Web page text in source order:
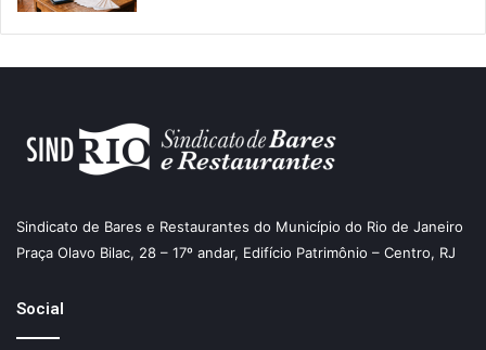
Sindicato de Bares e Restaurantes do Município do Rio de Janeiro
Praça Olavo Bilac, 28 – 17º andar, Edifício Patrimônio – Centro, RJ
Social